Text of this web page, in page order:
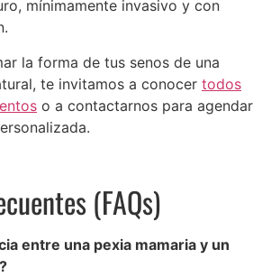
mínimamente invasivo y con
la forma de tus senos de una
te invitamos a conocer todos
o a contactarnos para agendar
(FAQs)
entre una pexia mamaria y un